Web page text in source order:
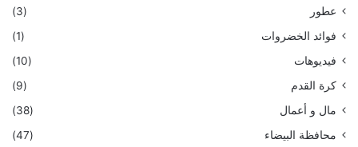
عطور
(3)
فوائد الخضروات
(1)
فيديوهات
(10)
كرة القدم
(9)
مال و أعمال
(38)
محافظة البيضاء
(47)